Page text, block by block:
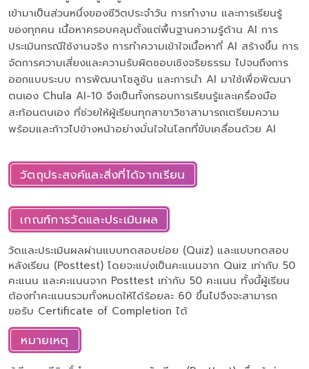
เข้ามาเป็นส่วนหนึ่งของชีวิตประจำวัน การทำงาน และการเรียนรู้
ของทุกคน เนื้อหาครอบคลุมตั้งแต่พื้นฐานความรู้ด้าน AI การ
ประเมินกรณีใช้งานจริง การทำความเข้าใจเนื้อหาที่ AI สร้างขึ้น การ
จัดการความเสี่ยงและความรับผิดชอบเชิงจริยธรรม ไปจนถึงการ
ออกแบบระบบ การพัฒนาโซลูชัน และการนำ AI มาใช้เพื่อพัฒนา
ตนเอง Chula AI-10 จึงเป็นทั้งกรอบการเรียนรู้และเครื่องมือ
สะท้อนตนเอง ที่ช่วยให้ผู้เรียนทุกสาขาวิชาสามารถเตรียมความ
พร้อมและก้าวไปข้างหน้าอย่างมั่นใจในโลกที่ขับเคลื่อนด้วย AI
วัตถุประสงค์และสิ่งที่ได้จากเรียน
เกณฑ์การวัดและประเมินผล
วัดและประเมินผลผ่านแบบทดสอบย่อย (Quiz) และแบบทดสอบ
หลังเรียน (Posttest) โดยจะแบ่งเป็นคะแนนจาก Quiz เท่ากับ 50
คะแนน และคะแนนจาก Posttest เท่ากับ 50 คะแนน ทั้งนี้ผู้เรียน
ต้องทำคะแนนรวมทั้งหมดให้ได้ร้อยละ 60 ขึ้นไปจึงจะสามารถ
ขอรับ Certificate of Completion ได้
หมายเหตุ